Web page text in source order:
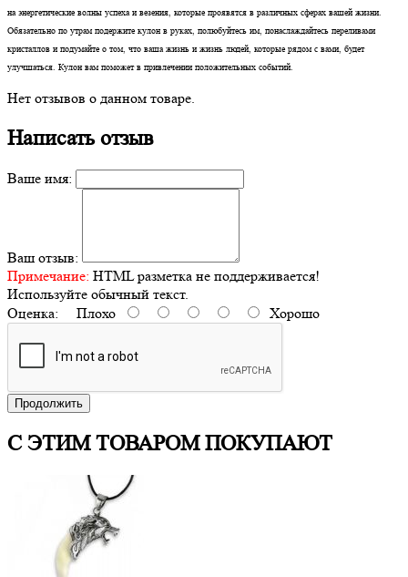
на энергетические волны успеха и везения, которые проявятся в различных сферах вашей жизни.
Обязательно по утрам подержите кулон в руках, полюбуйтесь им, понаслаждайтесь переливами
кристаллов и подумайте о том, что ваша жизнь и жизнь людей, которые рядом с вами, будет
улучшаться. Кулон вам поможет в привлечении положительных событий.
Нет отзывов о данном товаре.
Написать отзыв
Ваше имя:
Ваш отзыв:
Примечание: HTML разметка не поддерживается!
Используйте обычный текст.
Оценка: Плохо Хорошо
Продолжить
С ЭТИМ ТОВАРОМ ПОКУПАЮТ